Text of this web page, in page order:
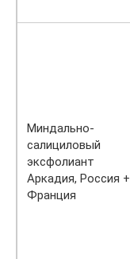
Миндально-
салициловый
эксфолиант
Аркадия, Россия +
Франция